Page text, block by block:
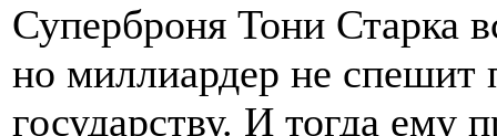
Суперброня Тони Старка
но миллиардер не спешит
государству. И тогда ему